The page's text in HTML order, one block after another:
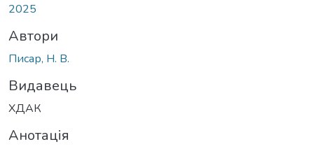
2025
Автори
Писар, Н. В.
Видавець
ХДАК
Анотація